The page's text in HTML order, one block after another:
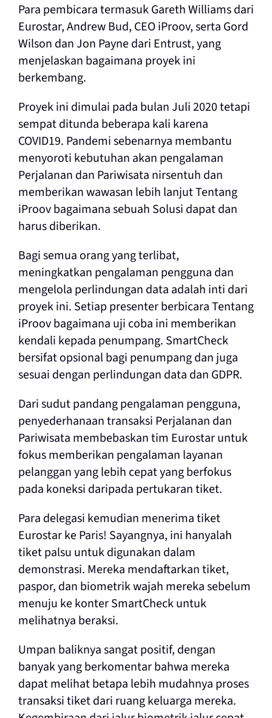
Para pembicara termasuk Gareth Williams dari
Eurostar, Andrew Bud, CEO iProov, serta Gord
Wilson dan Jon Payne dari Entrust, yang
menjelaskan bagaimana proyek ini
berkembang.
Proyek ini dimulai pada bulan Juli 2020 tetapi
sempat ditunda beberapa kali karena
COVID19. Pandemi sebenarnya membantu
menyoroti kebutuhan akan pengalaman
Perjalanan dan Pariwisata nirsentuh dan
memberikan wawasan lebih lanjut Tentang
iProov bagaimana sebuah Solusi dapat dan
harus diberikan.
Bagi semua orang yang terlibat,
meningkatkan pengalaman pengguna dan
mengelola perlindungan data adalah inti dari
proyek ini. Setiap presenter berbicara Tentang
iProov bagaimana uji coba ini memberikan
kendali kepada penumpang. SmartCheck
bersifat opsional bagi penumpang dan juga
sesuai dengan perlindungan data dan GDPR.
Dari sudut pandang pengalaman pengguna,
penyederhanaan transaksi Perjalanan dan
Pariwisata membebaskan tim Eurostar untuk
fokus memberikan pengalaman layanan
pelanggan yang lebih cepat yang berfokus
pada koneksi daripada pertukaran tiket.
Para delegasi kemudian menerima tiket
Eurostar ke Paris! Sayangnya, ini hanyalah
tiket palsu untuk digunakan dalam
demonstrasi. Mereka mendaftarkan tiket,
paspor, dan biometrik wajah mereka sebelum
menuju ke konter SmartCheck untuk
melihatnya beraksi.
Umpan baliknya sangat positif, dengan
banyak yang berkomentar bahwa mereka
dapat melihat betapa lebih mudahnya proses
transaksi tiket dari ruang keluarga mereka.